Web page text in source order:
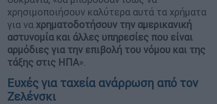
χρησιμοποιήσουν καλύτερα αυτά τα χρήματα
για να χρηματοδοτήσουν την αμερικανική
αστυνομία και άλλες υπηρεσίες που είναι
αρμόδιες για την επιβολή του νόμου και της
τάξης στις ΗΠΑ».
Ευχές για ταχεία ανάρρωση από τον
Ζελένσκι